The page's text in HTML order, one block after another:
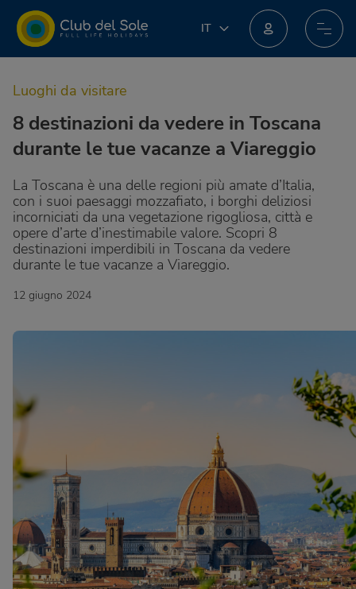
IT
Luoghi da visitare
8 destinazioni da vedere in Toscana
durante le tue vacanze a Viareggio
La Toscana è una delle regioni più amate d’Italia,
con i suoi paesaggi mozzafiato, i borghi deliziosi
incorniciati da una vegetazione rigogliosa, città e
opere d’arte d’inestimabile valore. Scopri 8
destinazioni imperdibili in Toscana da vedere
durante le tue vacanze a Viareggio.
12 giugno 2024